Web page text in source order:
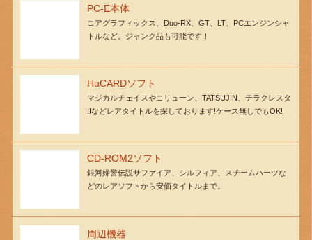
PC-E本体
コアグラフィックス、Duo-RX、GT、LT、PCエンジンシャ
トルなど。ジャンク品も可能です！
HuCARDソフト
マジカルチェイスやコリューン、TATSUJIN、テラクレスタ
IIなどレアタイトルを探しております!ケース無しでもOK!
CD-ROM2ソフト
銀河婦警伝説サファイア、シルフィア、スチームハーツな
どのレアソフトから安価タイトルまで。
周辺機器